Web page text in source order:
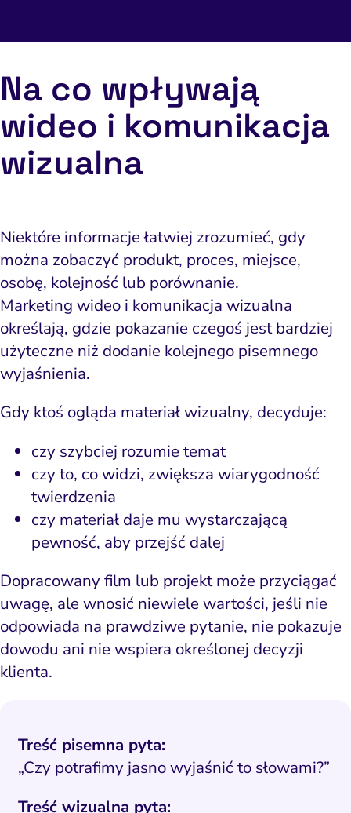
Na co wpływają
wideo i komunikacja
wizualna
Niektóre informacje łatwiej zrozumieć, gdy
można zobaczyć produkt, proces, miejsce,
osobę, kolejność lub porównanie.
Marketing wideo i komunikacja wizualna
określają, gdzie pokazanie czegoś jest bardziej
użyteczne niż dodanie kolejnego pisemnego
wyjaśnienia.
Gdy ktoś ogląda materiał wizualny, decyduje:
czy szybciej rozumie temat
czy to, co widzi, zwiększa wiarygodność
twierdzenia
czy materiał daje mu wystarczającą
pewność, aby przejść dalej
Dopracowany film lub projekt może przyciągać
uwagę, ale wnosić niewiele wartości, jeśli nie
odpowiada na prawdziwe pytanie, nie pokazuje
dowodu ani nie wspiera określonej decyzji
klienta.
Treść pisemna pyta:
„Czy potrafimy jasno wyjaśnić to słowami?”
Treść wizualna pyta: